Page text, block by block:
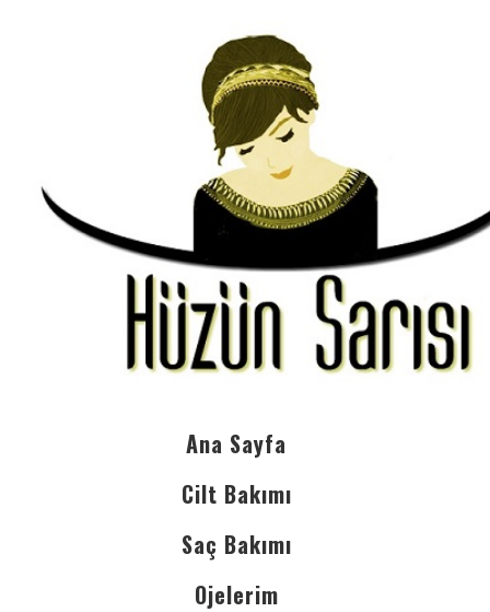
Ana Sayfa
Cilt Bakımı
Saç Bakımı
Ojelerim